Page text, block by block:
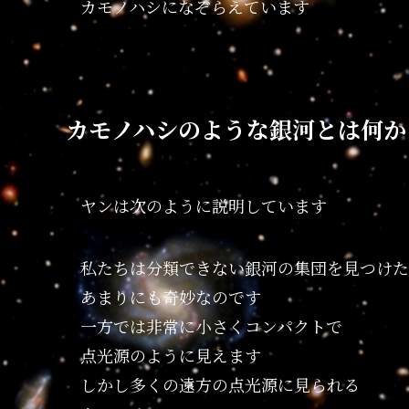
カモノハシになぞらえています
カモノハシのような銀河とは何か
ヤンは次のように説明しています
私たちは分類できない銀河の集団を見つけ
あまりにも奇妙なのです
一方では非常に小さくコンパクトで
点光源のように見えます
しかし多くの遠方の点光源に見られる